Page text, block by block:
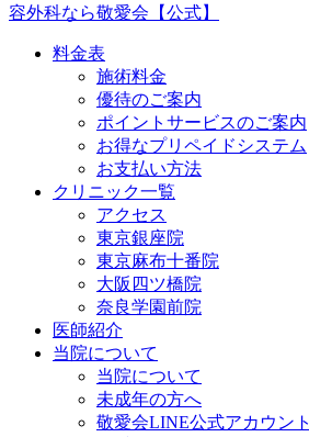
料金表
施術料金
優待のご案内
ポイントサービスのご案内
お得なプリペイドシステム
お支払い方法
クリニック一覧
アクセス
東京銀座院
東京麻布十番院
大阪四ツ橋院
奈良学園前院
医師紹介
当院について
当院について
未成年の方へ
敬愛会LINE公式アカウント